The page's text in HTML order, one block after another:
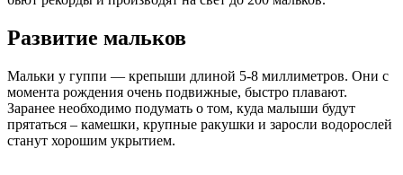
Развитие мальков
Мальки у гуппи — крепыши длиной 5-8 миллиметров. Они с
момента рождения очень подвижные, быстро плавают.
Заранее необходимо подумать о том, куда малыши будут
прятаться – камешки, крупные ракушки и заросли водорослей
станут хорошим укрытием.